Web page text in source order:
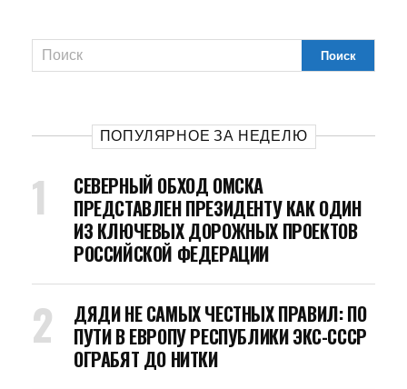
ПОПУЛЯРНОЕ ЗА НЕДЕЛЮ
СЕВЕРНЫЙ ОБХОД ОМСКА
ПРЕДСТАВЛЕН ПРЕЗИДЕНТУ КАК ОДИН
ИЗ КЛЮЧЕВЫХ ДОРОЖНЫХ ПРОЕКТОВ
РОССИЙСКОЙ ФЕДЕРАЦИИ
ДЯДИ НЕ САМЫХ ЧЕСТНЫХ ПРАВИЛ: ПО
ПУТИ В ЕВРОПУ РЕСПУБЛИКИ ЭКС-СССР
ОГРАБЯТ ДО НИТКИ